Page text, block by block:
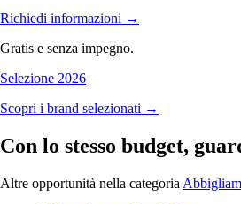
Richiedi informazioni →
Gratis e senza impegno.
Selezione 2026
Scopri i brand selezionati →
Con lo stesso budget,
Altre opportunità nella categoria